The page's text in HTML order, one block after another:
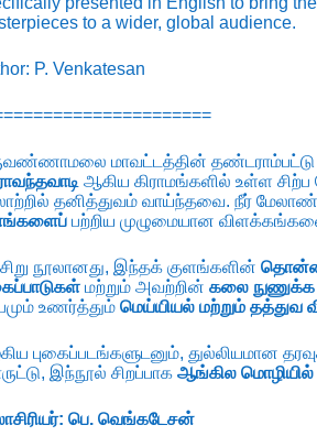
to a wider, global audience.
P. Venkatesan
மாவட்டத்தின்
ஆகிய கிராமங்களில் உள்ள
தனித்துவம் வாய்ந்தவை. நீர்
பற்றிய முழுமையான
நூலானது, இந்தக் குளங்களின்
மற்றும் அவற்றின் கலை
உணர்த்தும் மெய்யியல் மற்றும்
புகைப்படங்களுடனும், துல்லியமான
இந்நூல் சிறப்பாக ஆங்கில மொழியில்
பெ. வெங்கடேசன்